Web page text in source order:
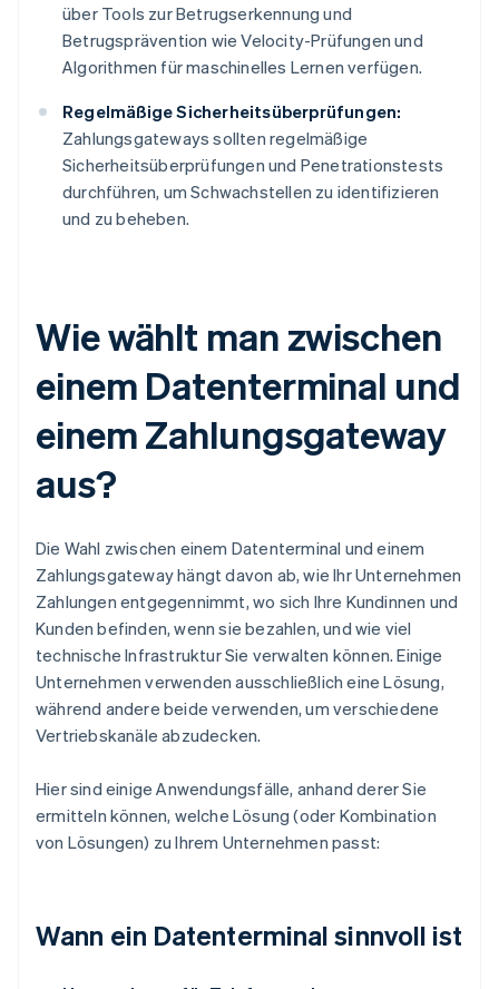
über Tools zur Betrugserkennung und
Betrugsprävention wie Velocity-Prüfungen und
Algorithmen für maschinelles Lernen verfügen.
Regelmäßige Sicherheitsüberprüfungen:
Zahlungsgateways sollten regelmäßige
Sicherheitsüberprüfungen und Penetrationstests
durchführen, um Schwachstellen zu identifizieren
und zu beheben.
Wie wählt man zwischen
einem Datenterminal und
einem Zahlungsgateway
aus?
Die Wahl zwischen einem Datenterminal und einem
Zahlungsgateway hängt davon ab, wie Ihr Unternehmen
Zahlungen entgegennimmt, wo sich Ihre Kundinnen und
Kunden befinden, wenn sie bezahlen, und wie viel
technische Infrastruktur Sie verwalten können. Einige
Unternehmen verwenden ausschließlich eine Lösung,
während andere beide verwenden, um verschiedene
Vertriebskanäle abzudecken.
Hier sind einige Anwendungsfälle, anhand derer Sie
ermitteln können, welche Lösung (oder Kombination
von Lösungen) zu Ihrem Unternehmen passt:
Wann ein Datenterminal sinnvoll ist